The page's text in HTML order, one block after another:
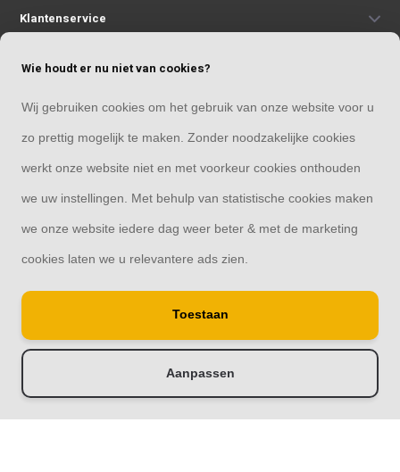
-
Klantenservice
Mijn account
Raamdecoratie33 | Thuis in raamdecoratie
Wie houdt er nu niet van cookies?
Wij gebruiken cookies om het gebruik van onze website voor u
zo prettig mogelijk te maken. Zonder noodzakelijke cookies
werkt onze website niet en met voorkeur cookies onthouden
we uw instellingen. Met behulp van statistische cookies maken
we onze website iedere dag weer beter & met de marketing
cookies laten we u relevantere ads zien.
Toestaan
Aanpassen